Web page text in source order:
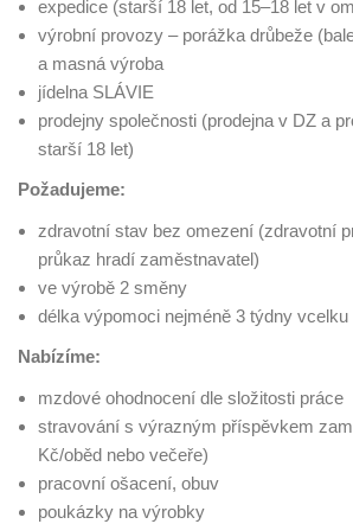
expedice (starší 18 let, od 15–18 let v
výrobní provozy – porážka drůbeže
a masná výroba
jídelna SLÁVIE
prodejny společnosti (prodejna v DZ a
starší 18 let)
Požadujeme:
zdravotní stav bez omezení (zdravotní
průkaz hradí zaměstnavatel)
ve výrobě 2 směny
délka výpomoci nejméně 3 týdny vcelku
Nabízíme:
mzdové ohodnocení dle složitosti práce
stravování s výrazným příspěvkem
Kč/oběd nebo večeře)
pracovní ošacení, obuv
poukázky na výrobky